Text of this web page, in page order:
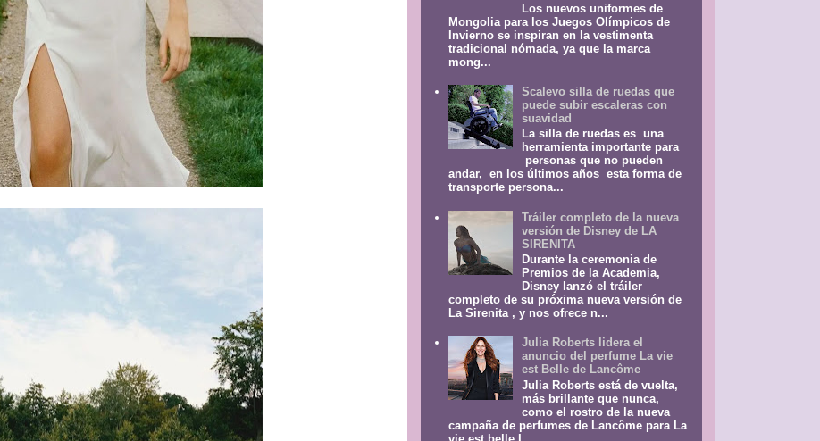
Los nuevos uniformes de
Mongolia para los Juegos Olímpicos de
Invierno se inspiran en la vestimenta
tradicional nómada, ya que la marca
mong...
Scalevo silla de ruedas que
puede subir escaleras con
suavidad
La silla de ruedas es una
herramienta importante para
personas que no pueden
andar, en los últimos años esta forma de
transporte persona...
Tráiler completo de la nueva
versión de Disney de LA
SIRENITA
Durante la ceremonia de
Premios de la Academia,
Disney lanzó el tráiler
completo de su próxima nueva versión de
La Sirenita , y nos ofrece n...
Julia Roberts lidera el
anuncio del perfume La vie
est Belle de Lancôme
Julia Roberts está de vuelta,
más brillante que nunca,
como el rostro de la nueva
campaña de perfumes de Lancôme para La